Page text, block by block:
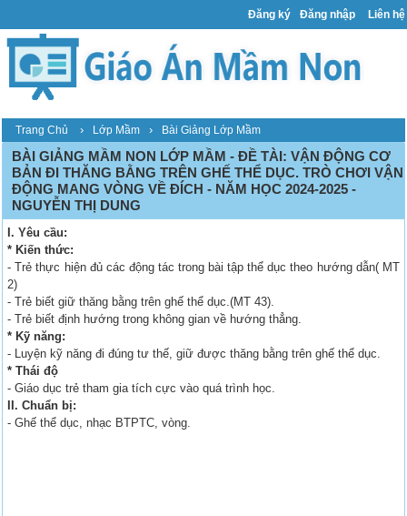
Đăng ký Đăng nhập Liên hệ
Trang Chủ › Lớp Mầm › Bài Giảng Lớp Mầm
BÀI GIẢNG MẦM NON LỚP MẦM - ĐỀ TÀI: VẬN ĐỘNG CƠ
BẢN ĐI THĂNG BẰNG TRÊN GHẾ THỂ DỤC. TRÒ CHƠI VẬN
ĐỘNG MANG VÒNG VỀ ĐÍCH - NĂM HỌC 2024-2025 -
NGUYỄN THỊ DUNG
I. Yêu cầu:
* Kiến thức:
- Trẻ thực hiện đủ các động tác trong bài tập thể dục theo hướng dẫn( MT
2)
- Trẻ biết giữ thăng bằng trên ghế thể dục.(MT 43).
- Trẻ biết định hướng trong không gian về hướng thẳng.
* Kỹ năng:
- Luyện kỹ năng đi đúng tư thế, giữ được thăng bằng trên ghế thể dục.
* Thái độ
- Giáo dục trẻ tham gia tích cực vào quá trình học.
II. Chuẩn bị:
- Ghế thể dục, nhạc BTPTC, vòng.